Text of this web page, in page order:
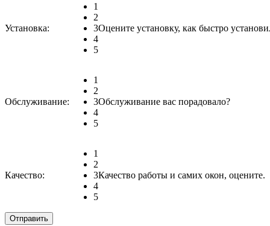
Установка:
1
2
3
4
5
Оцените установку, как быстро
Обслуживание:
1
2
3
4
5
Обслуживание вас порадовало?
Качество:
1
2
3
4
5
Качество работы и самих окон, оцените.